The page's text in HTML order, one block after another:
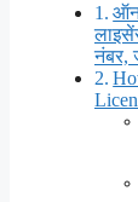
नंबर,